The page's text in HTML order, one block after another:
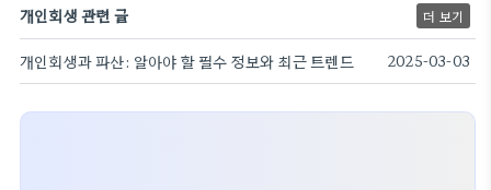
개인회생 관련 글 더 보기
개인회생과 파산: 알아야 할 필수 정보와 최근 트렌드 2025-03-03